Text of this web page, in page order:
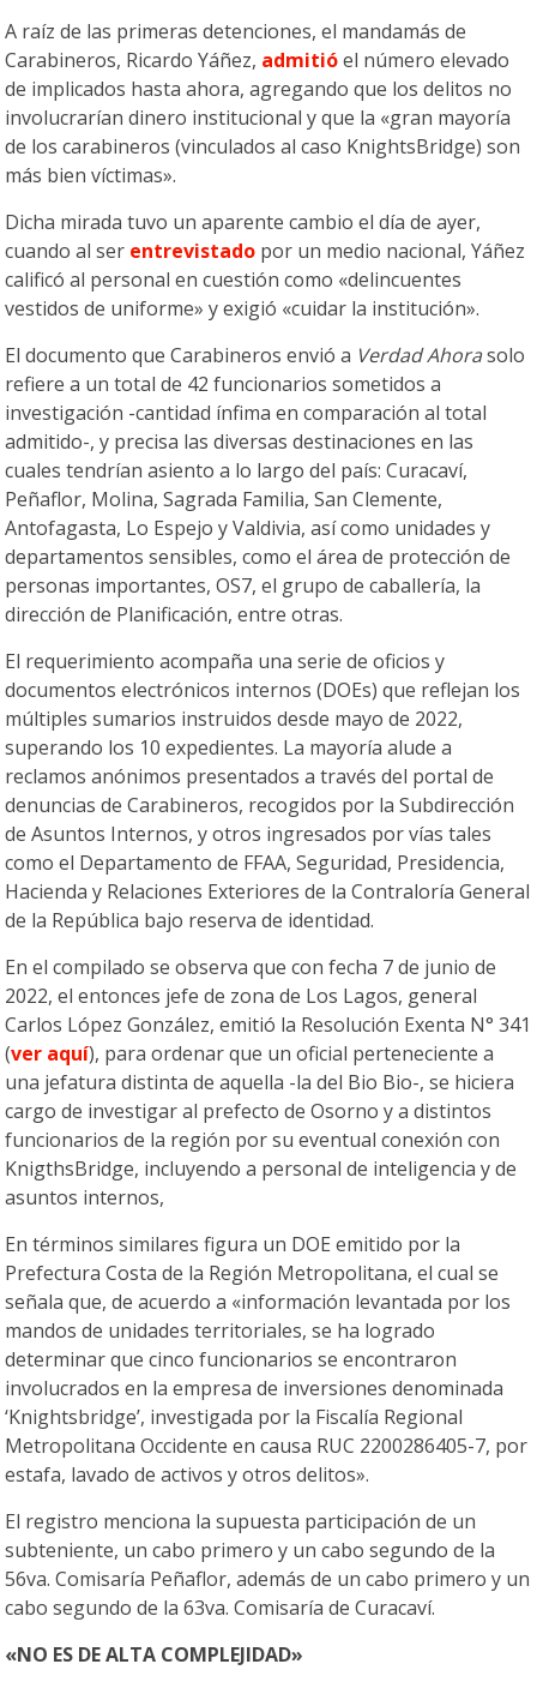
A raíz de las primeras detenciones, el mandamás de
Carabineros, Ricardo Yáñez, admitióel número elevado
de implicados hasta ahora, agregando que los delitos no
involucrarían dinero institucional y que la «gran mayoría
de los carabineros (vinculados al caso KnightsBridge) son
más bien víctimas».
Dicha mirada tuvo un aparente cambio el día de ayer,
cuando al ser entrevistado por un medio nacional, Yáñez
calificó al personal en cuestión como «delincuentes
vestidos de uniforme» y exigió «cuidar la institución».
El documento que Carabineros envió a Verdad Ahorasolo
refiere a un total de 42 funcionarios sometidos a
investigación -cantidad ínfima en comparación al total
admitido-, y precisa las diversas destinaciones en las
cuales tendrían asiento a lo largo del país: Curacaví,
Peñaflor, Molina, Sagrada Familia, San Clemente,
Antofagasta, Lo Espejo y Valdivia, así como unidades y
departamentos sensibles, como el área de protección de
personas importantes, OS7, el grupo de caballería, la
dirección de Planificación, entre otras.
El requerimiento acompaña una serie de oficios y
documentos electrónicos internos (DOEs) que reflejan los
múltiples sumarios instruidos desde mayo de 2022,
superando los 10 expedientes. La mayoría alude a
reclamos anónimos presentados a través del portal de
denuncias de Carabineros, recogidos por la Subdirección
de Asuntos Internos, y otros ingresados por vías tales
como el Departamento de FFAA, Seguridad, Presidencia,
Hacienda y Relaciones Exteriores de la Contraloría General
de la República bajo reserva de identidad.
En el compilado se observa que con fecha 7 de junio de
2022, el entonces jefe de zona de Los Lagos, general
Carlos López González, emitió la Resolución Exenta N° 341
(ver aquí), para ordenar que un oficial perteneciente a
una jefatura distinta de aquella -la del Bio Bio-, se hiciera
cargo de investigar al prefecto de Osorno y a distintos
funcionarios de la región por su eventual conexión con
KnigthsBridge, incluyendo a personal de inteligencia y de
asuntos internos,
En términos similares figura un DOE emitido por la
Prefectura Costa de la Región Metropolitana, el cual se
señala que, de acuerdo a «información levantada por los
mandos de unidades territoriales, se ha logrado
determinar que cinco funcionarios se encontraron
involucrados en la empresa de inversiones denominada
‘Knightsbridge’, investigada por la Fiscalía Regional
Metropolitana Occidente en causa RUC 2200286405-7, por
estafa, lavado de activos y otros delitos».
El registro menciona la supuesta participación de un
subteniente, un cabo primero y un cabo segundo de la
56va. Comisaría Peñaflor, además de un cabo primero y un
cabo segundo de la 63va. Comisaría de Curacaví.
«NO ES DE ALTA COMPLEJIDAD»